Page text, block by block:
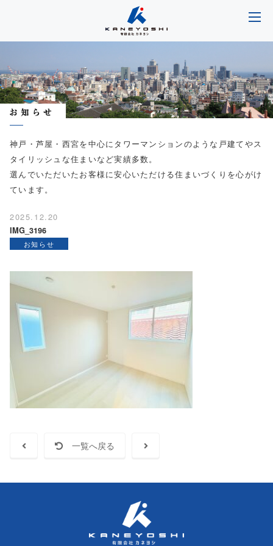
神戸・芦屋・西宮を中心にタワーマンションのような戸建てやス
タイリッシュな住まいなど実績多数。
選んでいただいたお客様に安心いただける住まいづくりを心がけ
ています。
2025.12.20
IMG_3196
お知らせ
一覧へ戻る